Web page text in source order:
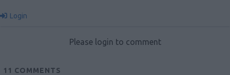
Login
Please login to comment
11 COMMENTS